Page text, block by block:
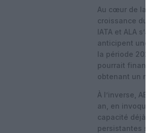
Au cœur de
croissance
IATA et ALA
anticipent
la période
pourrait
obtenant un
À l’inverse,
an, en
capacité
persistantes